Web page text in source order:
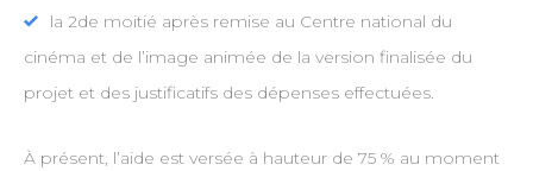
la 2de moitié après remise au Centre national du
cinéma et de l’image animée de la version finalisée du
projet et des justificatifs des dépenses effectuées.
À présent, l’aide est versée à hauteur de 75 % au moment